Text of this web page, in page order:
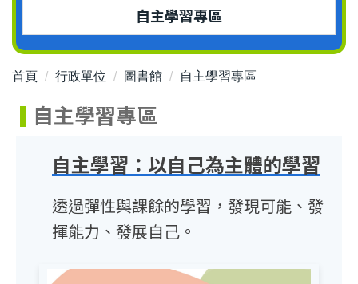
自主學習專區
首頁 行政單位 圖書館 自主學習專區
自主學習專區
自主學習：以自己為主體的學習
透過彈性與課餘的學習，發現可能、發
揮能力、發展自己。